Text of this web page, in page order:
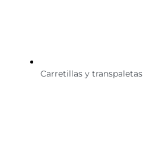
Carretillas y transpaletas